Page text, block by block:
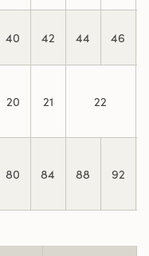
40 42 44 46
20 21 22
80 84 88 92